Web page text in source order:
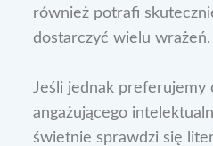
również potrafi
dostarczyć wielu wrażeń.
Jeśli jednak preferujemy
angażującego
świetnie sprawdzi się